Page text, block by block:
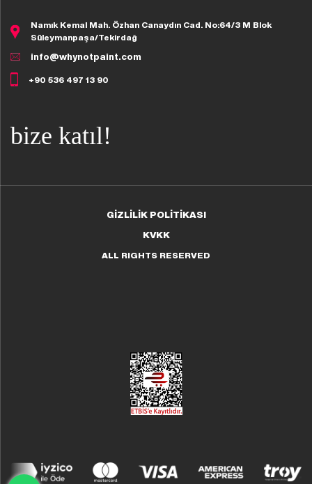
Namık Kemal Mah. Özhan Canaydın Cad. No:64/3 M Blok
Süleymanpaşa/Tekirdağ
info@whynotpaint.com
+90 536 497 13 90
bize katıl!
GİZLİLİK POLİTİKASI
KVKK
ALL RIGHTS RESERVED